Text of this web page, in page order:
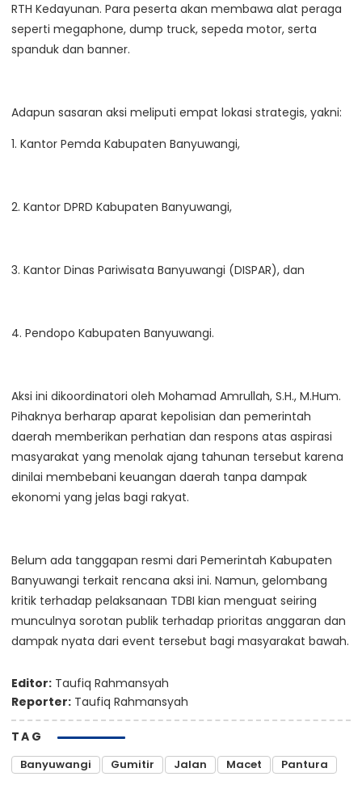
RTH Kedayunan. Para peserta akan membawa alat peraga
seperti megaphone, dump truck, sepeda motor, serta
spanduk dan banner.
Adapun sasaran aksi meliputi empat lokasi strategis, yakni:
1. Kantor Pemda Kabupaten Banyuwangi,
2. Kantor DPRD Kabupaten Banyuwangi,
3. Kantor Dinas Pariwisata Banyuwangi (DISPAR), dan
4. Pendopo Kabupaten Banyuwangi.
Aksi ini dikoordinatori oleh Mohamad Amrullah, S.H., M.Hum.
Pihaknya berharap aparat kepolisian dan pemerintah
daerah memberikan perhatian dan respons atas aspirasi
masyarakat yang menolak ajang tahunan tersebut karena
dinilai membebani keuangan daerah tanpa dampak
ekonomi yang jelas bagi rakyat.
Belum ada tanggapan resmi dari Pemerintah Kabupaten
Banyuwangi terkait rencana aksi ini. Namun, gelombang
kritik terhadap pelaksanaan TDBI kian menguat seiring
munculnya sorotan publik terhadap prioritas anggaran dan
dampak nyata dari event tersebut bagi masyarakat bawah.
Editor: Taufiq Rahmansyah
Reporter: Taufiq Rahmansyah
TAG
Banyuwangi Gumitir Jalan Macet Pantura